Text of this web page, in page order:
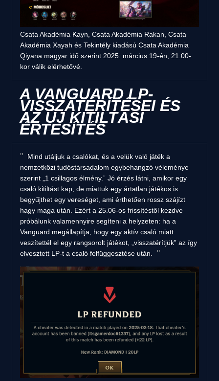
Csata Akadémia Kayn, Csata Akadémia Rakan, Csata
Akadémia Xayah és Tekintély kiadású Csata Akadémia
Qiyana magyar idő szerint 2025. március 19-én, 21:00-
kor válik elérhetővé.
A VANGUARD LP-
VISSZATÉRÍTÉSEI ÉS
AZ ÚJ KITILTÁSI
ÉRTESÍTÉS
Mind utáljuk a csalókat, és a velük való játék a
nemzetközi tudóstársadalom egybehangzó véleménye
szerint „1 csillagos élmény.” Jó érzés látni, amikor egy
csaló kitiltást kap, de miattuk egy ártatlan játékos is
begyűjthet egy vereséget, ami érthetően rossz szájízt
hagy maga után. Ezért a 25.06-os frissítéstől kezdve
próbálunk valamennyire segíteni a helyzeten: ha a
Vanguard megállapítja, hogy egy aktív csaló miatt
veszítettél el egy rangsorolt játékot, „visszatérítjük” az így
elvesztett LP-t a csaló felfüggesztése után.